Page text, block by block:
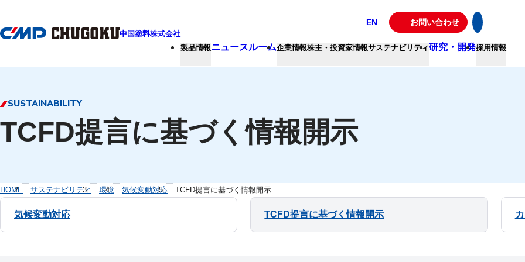
中国塗料株式会社
EN お問い合わせ
製品情報ニュースルーム企業情報株主・投資家情報サステナビリティ研究・開発採用情報
SUSTAINABILITY
TCFD提言に基づく情報開示
HOME サステナビリティ 環境 気候変動対応 TCFD提言に基づく情報開示
気候変動対応 TCFD提言に基づく情報開示